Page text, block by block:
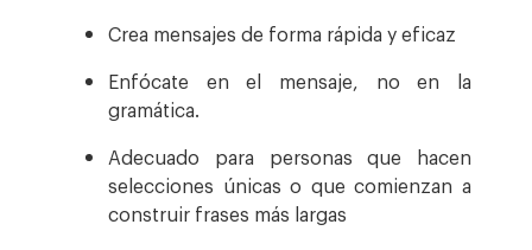
Crea mensajes de forma rápida y eficaz
Enfócate en el mensaje, no en la
gramática.
Adecuado para personas que hacen
selecciones únicas o que comienzan a
construir frases más largas